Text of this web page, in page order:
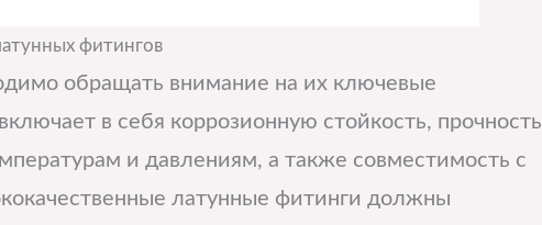
фитингов
обращать внимание на их ключевые
в себя коррозионную стойкость, прочность
и давлениям, а также совместимость с
латунные фитинги должны